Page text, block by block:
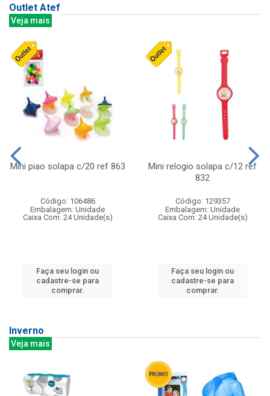
Outlet Atef
Veja mais
Mini piao solapa c/20 ref 863
Código: 106486
Embalagem: Unidade
Caixa Com: 24 Unidade(s)
Faça seu login ou
cadastre-se para
comprar.
Mini relogio solapa c/12 ref
832
Código: 129357
Embalagem: Unidade
Caixa Com: 24 Unidade(s)
Faça seu login ou
cadastre-se para
comprar.
Inverno
Veja mais